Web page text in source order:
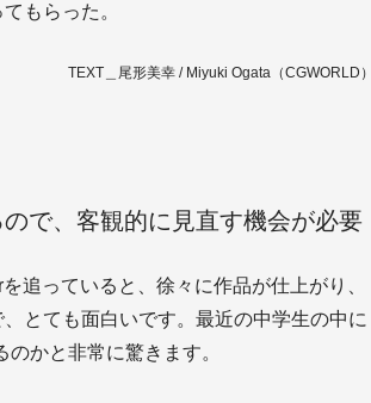
もらった。
TEXT＿尾形美幸 / Miyuki Ogata（CGWORLD）
で、客観的に見直す機会が必要
追っていると、徐々に作品が仕上がり、
とても面白いです。最近の中学生の中に
かと非常に驚きます。